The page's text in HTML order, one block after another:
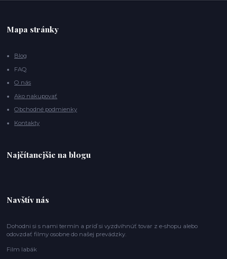
Mapa stránky
Blog
FAQ
O nás
Ako nakupovať
Obchodné podmienky
Kontakty
Najčítanejšie na blogu
Navštív nás
Dohodni si s nami termín a príď si vyzdvihnúť tovar z e-shopu alebo
odovzdať filmy osobne do našej prevádzky.
Film labák